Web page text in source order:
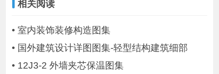
相关阅读
• 室内装饰装修构造图集
• 国外建筑设计详图图集-轻型结构建筑细部
• 12J3-2 外墙夹芯保温图集